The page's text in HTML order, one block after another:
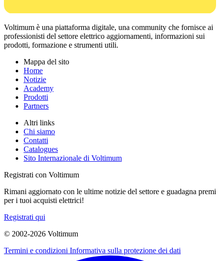
Voltimum è una piattaforma digitale, una community che fornisce ai
professionisti del settore elettrico aggiornamenti, informazioni sui
prodotti, formazione e strumenti utili.
Mappa del sito
Home
Notizie
Academy
Prodotti
Partners
Altri links
Chi siamo
Contatti
Catalogues
Sito Internazionale di Voltimum
Registrati con Voltimum
Rimani aggiornato con le ultime notizie del settore e guadagna premi
per i tuoi acquisti elettrici!
Registrati qui
© 2002-2026 Voltimum
Termini e condizioni Informativa sulla protezione dei dati